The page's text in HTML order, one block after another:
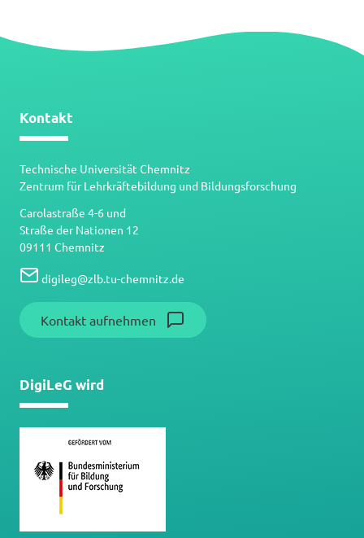
Kontakt
Technische Universität Chemnitz
Zentrum für Lehrkräftebildung und Bildungsforschung
Carolastraße 4-6 und
Straße der Nationen 12
09111 Chemnitz
digileg@zlb.tu-chemnitz.de
Kontakt aufnehmen
DigiLeG wird